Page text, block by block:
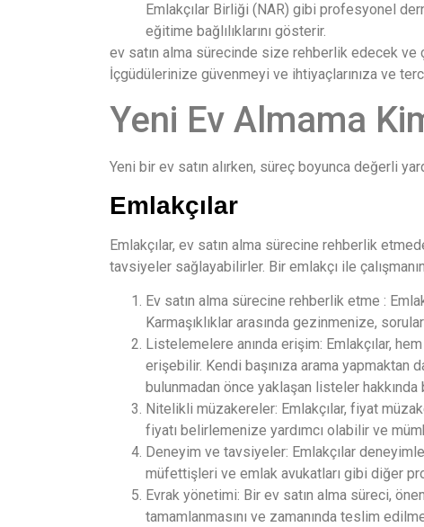
Emlakçılar Birliği (NAR) gibi profesyonel
eğitime bağlılıklarını gösterir.
ev satın alma sürecinde size rehberlik edecek ve
İçgüdülerinize güvenmeyi ve ihtiyaçlarınıza ve
Yeni Ev Almama
Yeni bir ev satın alırken, süreç boyunca değerli
Emlakçılar
Emlakçılar, ev satın alma sürecine rehberlik
tavsiyeler sağlayabilirler. Bir emlakçı ile
Ev satın alma sürecine rehberlik etme :
Karmaşıklıklar arasında gezinmenize,
Listelemelere anında erişim: Emlakçılar,
erişebilir. Kendi başınıza arama yapmaktan
bulunmadan önce yaklaşan listeler
Nitelikli müzakereler: Emlakçılar, fiyat
fiyatı belirlemenize yardımcı olabilir ve
Deneyim ve tavsiyeler: Emlakçılar
müfettişleri ve emlak avukatları gibi diğer
Evrak yönetimi: Bir ev satın alma süreci,
tamamlanmasını ve zamanında teslim